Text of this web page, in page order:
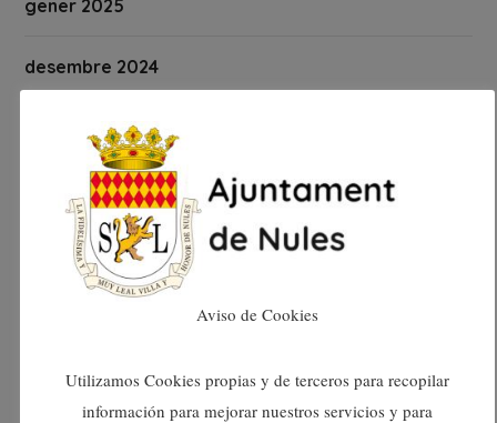
gener 2025
desembre 2024
novembre 2024
octubre 2024
setembre 2024
juliol 2024
Aviso de Cookies
Utilizamos Cookies propias y de terceros para recopilar
información para mejorar nuestros servicios y para